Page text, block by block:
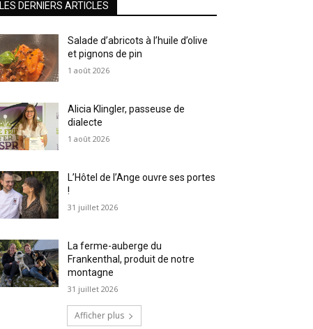
LES DERNIERS ARTICLES
Salade d’abricots à l’huile d’olive
et pignons de pin
1 août 2026
Alicia Klingler, passeuse de
dialecte
1 août 2026
L’Hôtel de l’Ange ouvre ses portes
!
31 juillet 2026
La ferme-auberge du
Frankenthal, produit de notre
montagne
31 juillet 2026
Afficher plus